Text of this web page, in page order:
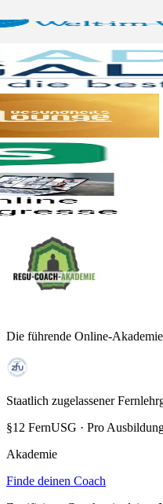
Die führende Online-
Staatlich zugelassener
§12 FernUSG · Pro
Akademie
Finde deinen Coach